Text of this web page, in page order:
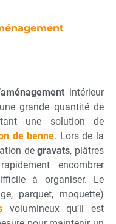
aménagementintérieur
grande quantité de
une solution de
de benne. Lors de la
degravats, plâtres
encombrer
à organiser. Le
parquet, moquette)
volumineux qu’il est